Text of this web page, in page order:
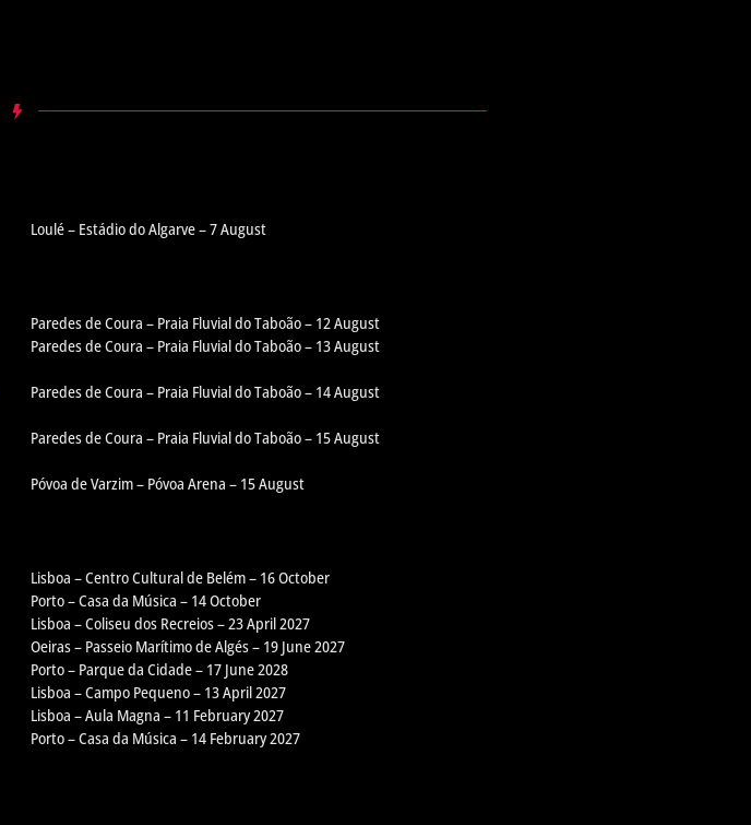
Loulé – Estádio do Algarve – 7 August
Paredes de Coura – Praia Fluvial do Taboão – 12 August
Paredes de Coura – Praia Fluvial do Taboão – 13 August
Paredes de Coura – Praia Fluvial do Taboão – 14 August
Paredes de Coura – Praia Fluvial do Taboão – 15 August
Póvoa de Varzim – Póvoa Arena – 15 August
Lisboa – Centro Cultural de Belém – 16 October
Porto – Casa da Música – 14 October
Lisboa – Coliseu dos Recreios – 23 April 2027
Oeiras – Passeio Marítimo de Algés – 19 June 2027
Porto – Parque da Cidade – 17 June 2028
Lisboa – Campo Pequeno – 13 April 2027
Lisboa – Aula Magna – 11 February 2027
Porto – Casa da Música – 14 February 2027